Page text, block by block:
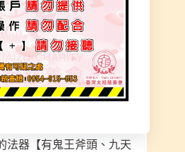
中風、公司接單運作也不
示公司地脈很好、外靈常
果沒有處理會越來越嚴
出問題，員工也常常看到
狀況，才邀請師父前往化
法器【有鬼王斧頭、九天